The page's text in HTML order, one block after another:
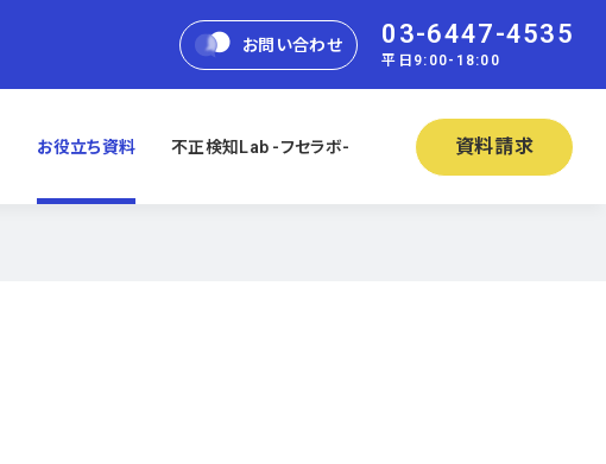
お問い合わせ 03-6447-4535
平日9:00-18:00
お役立ち資料 不正検知Lab -フセラボ- 資料請求